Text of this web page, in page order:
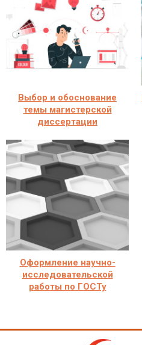
Выбор и обоснование
темы магистерской
диссертации
Оформление научно-
исследовательской
работы по ГОСТу